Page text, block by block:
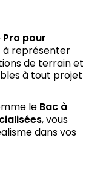
pour
à représenter
de terrain et
à tout projet
le Bac à
, vous
dans vos